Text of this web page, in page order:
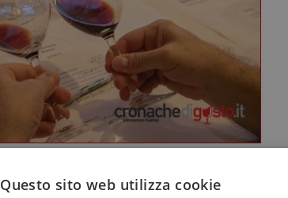
(ph Vincenzo Ganci)
Questo sito web utilizza cookie